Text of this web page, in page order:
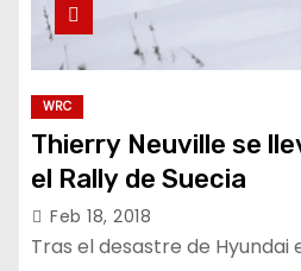
WRC
Thierry Neuville se
el Rally de Suecia
Feb 18, 2018
Tras el desastre de Hyundai